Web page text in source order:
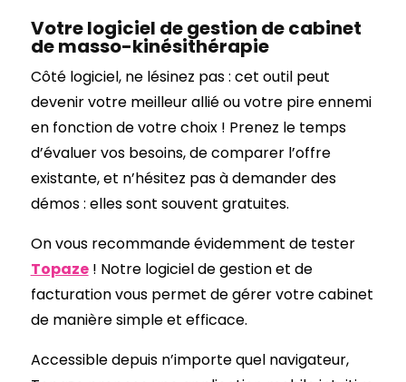
Votre logiciel de gestion de cabinet
de masso-kinésithérapie
Côté logiciel, ne lésinez pas : cet outil peut
devenir votre meilleur allié ou votre pire ennemi
en fonction de votre choix ! Prenez le temps
d’évaluer vos besoins, de comparer l’offre
existante, et n’hésitez pas à demander des
démos : elles sont souvent gratuites.
On vous recommande évidemment de tester
Topaze! Notre logiciel de gestion et de
facturation vous permet de gérer votre cabinet
de manière simple et efficace.
Accessible depuis n’importe quel navigateur,